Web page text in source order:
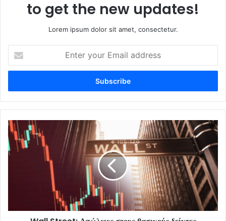
to get the new updates!
Lorem ipsum dolor sit amet, consectetur.
your
Email